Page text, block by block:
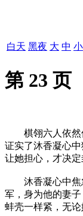
白天 黑夜 大 中 小
第 23 页
棋翎六人依然
证实了沐香凝心
让她担心，才决定
沐香凝心中焦
军，身为他的妻
蚌壳一样紧，无论